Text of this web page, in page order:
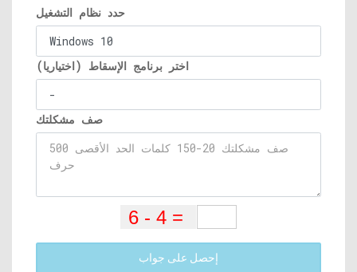
حدد نظام التشغيل
اختر برنامج الإسقاط (اختياريا)
صف مشكلتك
إحصل على جواب